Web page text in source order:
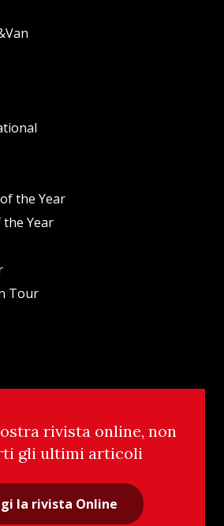
the Year
Year
Tour
rivista online, non
gli ultimi articoli
la rivista Online